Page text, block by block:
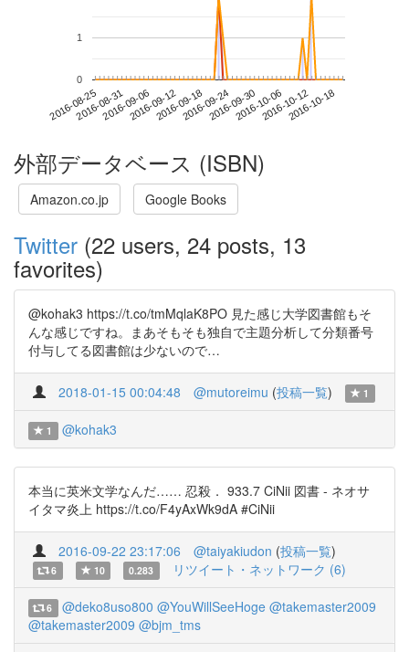
2016-08-252016-08-312016-09-062016-09-122016-09-182016-09-242016-09-302016-10-062016-10-122016-10-18
0
1
外部データベース (ISBN)
Amazon.co.jp Google Books
Twitter (22 users, 24 posts, 13
favorites)
@kohak3 https://t.co/tmMqlaK8PO 見た感じ大学図書館もそ
んな感じですね。まあそもそも独自で主題分析して分類番号
付与してる図書館は少ないので…
2018-01-15 00:04:48 @mutoreimu (投稿一覧) 1
1 @kohak3
本当に英米文学なんだ…… 忍殺． 933.7 CiNii 図書 - ネオサ
イタマ炎上 https://t.co/F4yAxWk9dA #CiNii
2016-09-22 23:17:06 @taiyakiudon (投稿一覧)
6 10 0.283 リツイート・ネットワーク (6)
6 @deko8uso800 @YouWillSeeHoge @takemaster2009
@takemaster2009 @bjm_tms